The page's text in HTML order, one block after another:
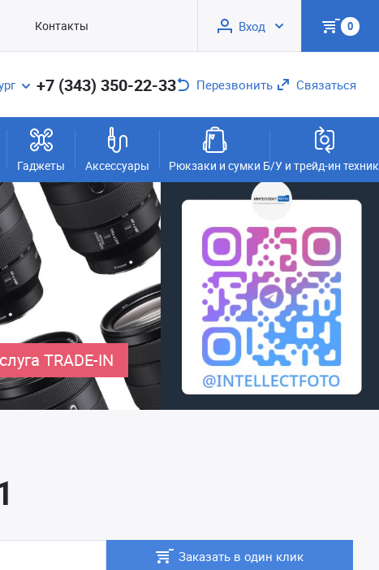
Контакты Вход 0
+7 (343) 350-22-33 Перезвонить Связаться
Гаджеты Аксессуары Рюкзаки и сумки Б/У и трейд-ин
TRADE-IN
Заказать в один клик